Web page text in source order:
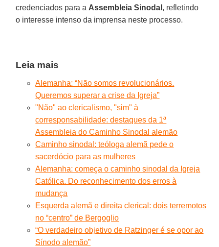
credenciados para a Assembleia Sinodal , refletindo
o interesse intenso da imprensa neste processo.
Leia mais
Alemanha: “Não somos revolucionários.
Queremos superar a crise da Igreja”
"Não" ao clericalismo, "sim" à
corresponsabilidade: destaques da 1ª
Assembleia do Caminho Sinodal alemão
Caminho sinodal: teóloga alemã pede o
sacerdócio para as mulheres
Alemanha: começa o caminho sinodal da Igreja
Católica. Do reconhecimento dos erros à
mudança
Esquerda alemã e direita clerical: dois terremotos
no “centro” de Bergoglio
“O verdadeiro objetivo de Ratzinger é se opor ao
Sínodo alemão”